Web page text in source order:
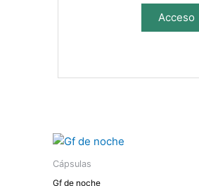
Acceso
Cápsulas
Gf de noche